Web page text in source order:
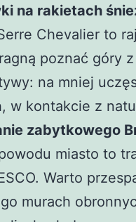
na rakietach
Chevalier to
poznać góry
na mniej
w kontakcie z
zabytkowego
miasto to
Warto
murach